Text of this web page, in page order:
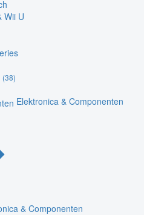
Wii U
(38)
Elektronica & Componenten
& Componenten